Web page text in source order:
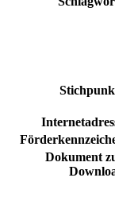
Dokument